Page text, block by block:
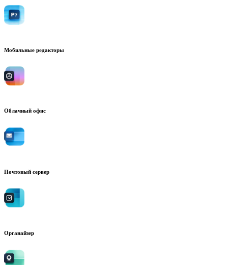
Мобильные редакторы
Облачный офис
Почтовый сервер
Органайзер